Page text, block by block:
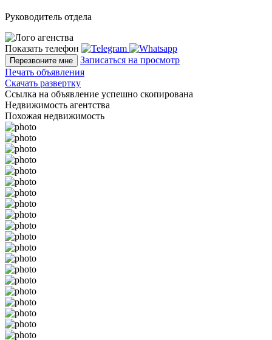
Руководитель отдела
Показать телефон
Перезвоните мне
Записаться на просмотр
Печать объявления
Скачать развертку
Ссылка на объявление успешно скопирована
Недвижимость агентства
Похожая недвижимость